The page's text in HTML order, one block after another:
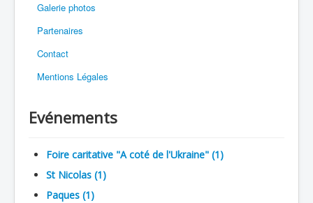
Galerie photos
Partenaires
Contact
Mentions Légales
Evénements
Foire caritative "A coté de l'Ukraine" (1)
St Nicolas (1)
Paques (1)